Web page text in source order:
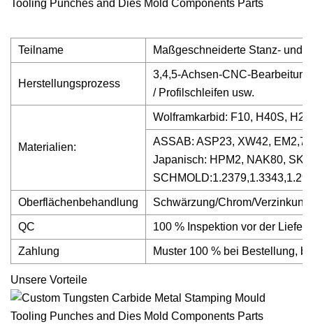
Teilname Maßgeschneiderte Stanz- und
Herstellungsprozess
3,4,5-Achsen-CNC-
/ Profilschleifen usw.
Materialien:
Wolframkarbid: F10, H40S,
ASSAB: ASP23, XW42,
Japanisch: HPM2, NAK80,
Oberflächenbehandlung Schwärzung/Chrom/
QC 100 % Inspektion vor der
Zahlung Muster 100 % bei Bestellung,
Unsere Vorteile